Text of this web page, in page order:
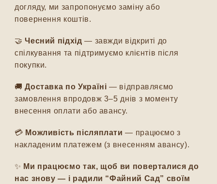
догляду, ми запропонуємо заміну або
повернення коштів.
🤝Чесний підхід — завжди відкриті до
спілкування та підтримуємо клієнтів після
покупки.
🚚Доставка по Україні — відправляємо
замовлення впродовж 3–5 днів з моменту
внесення оплати або авансу.
💳 Можливість післяплати — працюємо з
накладеним платежем (з внесенням авансу).
✨ Ми працюємо так, щоб ви поверталися до
нас знову — і радили “Файний Сад” своїм